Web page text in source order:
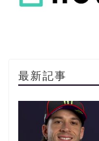
最新記事